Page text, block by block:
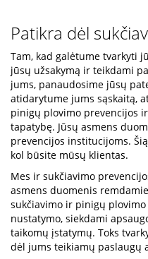
Patikra dėl
Tam, kad galėtume tvarkyti
jūsų užsakymą ir teikdami
jums, panaudosime jūsų
atidarytume jums sąskaitą,
pinigų plovimo prevencijos
tapatybę. Jūsų asmens
prevencijos institucijoms.
kol būsite mūsų klientas.
Mes ir sukčiavimo
asmens duomenis
sukčiavimo ir pinigų
nustatymo, siekdami
taikomų įstatymų. Toks
dėl jums teikiamų paslaugų